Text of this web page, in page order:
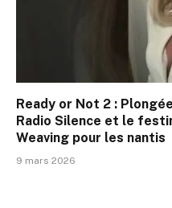
Ready or Not 2 :
Radio Silence et le
Weaving pour les nantis
9 mars 2026